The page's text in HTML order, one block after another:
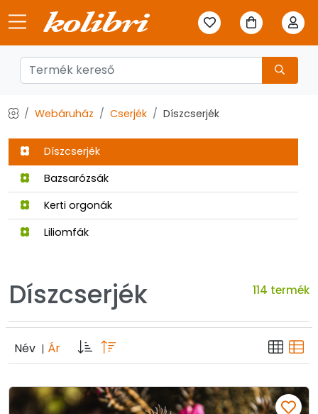
Webáruház Cserjék Díszcserjék
Díszcserjék
Bazsarózsák
Kerti orgonák
Liliomfák
Díszcserjék 114 termék
Név | Ár